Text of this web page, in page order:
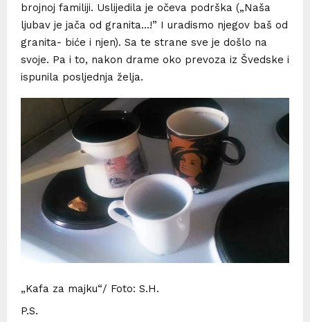
brojnoj familiji. Uslijedila je očeva podrška („Naša
ljubav je jača od granita…!” I uradismo njegov baš od
granita- biće i njen). Sa te strane sve je došlo na
svoje. Pa i to, nakon drame oko prevoza iz Švedske i
ispunila posljednja želja.
„Kafa za majku“/ Foto: S.H.
P.S.